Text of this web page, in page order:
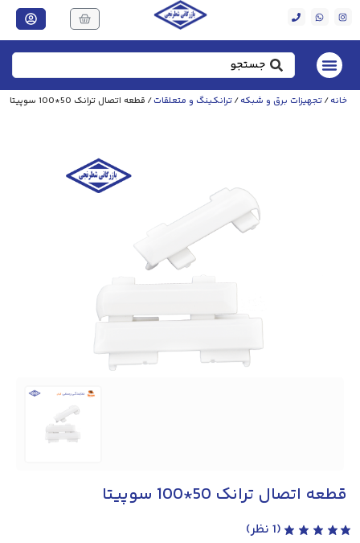
خانه/تجهیزات برق و شبکه/ترانکینگ و متعلقات/ قطعه اتصال ترانک 50*100 سوپیتا
قطعه اتصال ترانک 50*100 سوپیتا
(
1 نظر)